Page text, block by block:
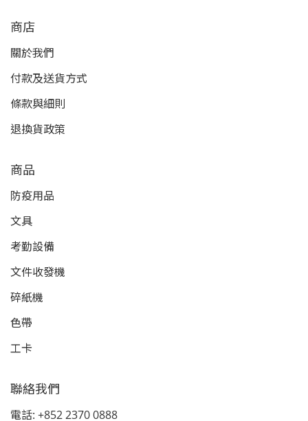
商店
關於我們
付款及送貨方式
條款與細則
退換貨政策
商品
防疫用品
文具
考勤設備
文件收發機
碎紙機
色帶
工卡
聯絡我們
電話: +852 2370 0888